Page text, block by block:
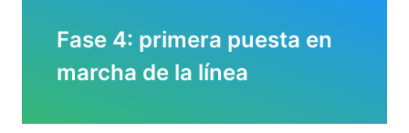
Fase 4: primera puesta en
marcha de la línea